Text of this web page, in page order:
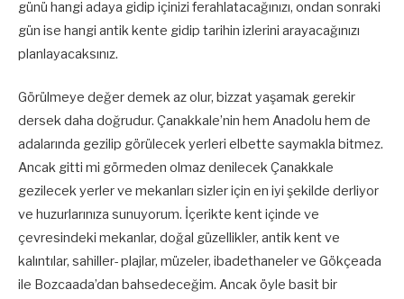
günü hangi adaya gidip içinizi ferahlatacağınızı, ondan sonraki
gün ise hangi antik kente gidip tarihin izlerini arayacağınızı
planlayacaksınız.
Görülmeye değer demek az olur, bizzat yaşamak gerekir
dersek daha doğrudur. Çanakkale’nin hem Anadolu hem de
adalarında gezilip görülecek yerleri elbette saymakla bitmez.
Ancak gitti mi görmeden olmaz denilecek Çanakkale
gezilecek yerler ve mekanları sizler için en iyi şekilde derliyor
ve huzurlarınıza sunuyorum. İçerikte kent içinde ve
çevresindeki mekanlar, doğal güzellikler, antik kent ve
kalıntılar, sahiller- plajlar, müzeler, ibadethaneler ve Gökçeada
ile Bozcaada’dan bahsedeceğim. Ancak öyle basit bir